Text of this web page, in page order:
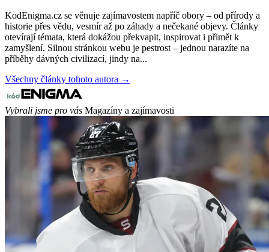
KodEnigma.cz se věnuje zajímavostem napříč obory – od přírody a
historie přes vědu, vesmír až po záhady a nečekané objevy. Články
otevírají témata, která dokážou překvapit, inspirovat i přimět k
zamyšlení. Silnou stránkou webu je pestrost – jednou narazíte na
příběhy dávných civilizací, jindy na...
Všechny články tohoto autora →
Vybrali jsme pro vás Magazíny a zajímavosti